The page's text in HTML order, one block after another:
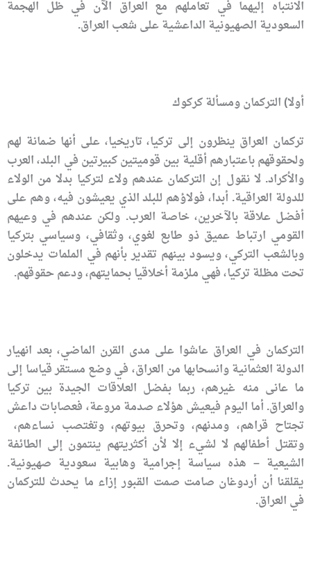
الانتباه إليهما في تعاملهم مع العراق الآن في ظل الهجمة
السعودية الصهيونية الداعشية على شعب العراق.
أولا) التركمان ومسألة كركوك
تركمان العراق ينظرون إلى تركيا، تاريخيا، على أنها ضمانة لهم
ولحقوقهم باعتبارهم أقلية بين قوميتين كبيرتين في البلد، العرب
والأكراد. لا نقول إن التركمان عندهم ولاء لتركيا بدلا من الولاء
للدولة العراقية. أبدا، فولاؤهم للبلد الذي يعيشون فيه، وهم على
أفضل علاقة بالآخرين، خاصة العرب. ولكن عندهم في وعيهم
القومي ارتباط عميق ذو طابع لغوي، وثقافي، وسياسي بتركيا
وبالشعب التركي، ويسود بينهم تقدير بأنهم في الملمات يدخلون
تحت مظلة تركيا، فهي ملزمة أخلاقيا بحمايتهم، ودعم حقوقهم.
التركمان في العراق عاشوا على مدى القرن الماضي، بعد انهيار
الدولة العثمانية وانسحابها من العراق، في وضع مستقر قياسا إلى
ما عانى منه غيرهم، ربما بفضل العلاقات الجيدة بين تركيا
والعراق. أما اليوم فيعيش هؤلاء صدمة مروعة، فعصابات داعش
تجتاح قراهم، ومدنهم، وتحرق بيوتهم، وتغتصب نساءهم،
وتقتل أطفالهم لا لشيء إلا لأن أكثريتهم ينتمون إلى الطائفة
الشيعية – هذه سياسة إجرامية وهابية سعودية صهيونية.
يقلقنا أن أردوغان صامت صمت القبور إزاء ما يحدث للتركمان
في العراق.